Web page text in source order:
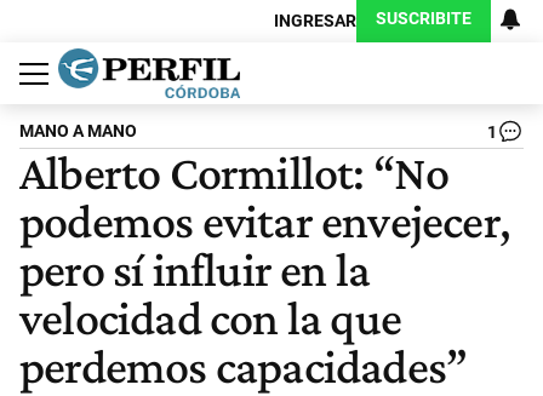
INGRESAR SUSCRIBITE
Política
Economía
Judiciales
Sociedad
Cultura
Espectáculos
Deportes
Protagonistas
MANO A MANO 1
Alberto Cormillot: “No
podemos evitar envejecer,
pero sí influir en la
velocidad con la que
perdemos capacidades”